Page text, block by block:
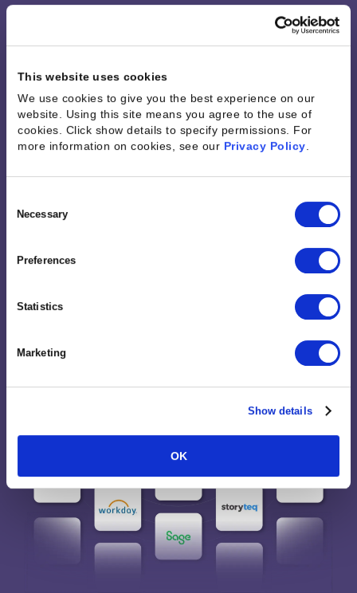
This website uses cookies
We use cookies to give you the best experience on our
website. Using this site means you agree to the use of
cookies. Click show details to specify permissions. For
more information on cookies, see our Privacy Policy.
Selection
Necessary
Preferences
Statistics
Marketing
Show details
OK
Kantata s'adapte
à votre façon de
travailler
votre équipe de se développer plus rapidement et